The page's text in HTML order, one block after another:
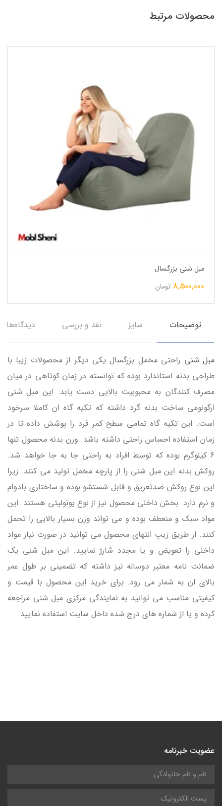
محصولات مرتبط
مبل شنی بزرگسال
8,500,000 تومان
توضیحات سایز نقد و بررسی دیدگاه‌ها
مبل شنی راحتی مخمل بزرگسال یکی دیگر از محصولات زیبا با
طراحی بدنه استاندارد بوده که توانسته در زمان کوتاهی در میان
مصرف کنندگان به محبوبیت بالایی دست یابد. این مبل شنی
ارگونومی ساخت بدنه گرد داشته که تکیه گاه ان کاملا سرخود
است. این تکیه گاه تمامی سطح کمر فرد را پوشش داده تا در
زمان استفاده احساس راحتی داشته باشد. وزن بدنه محصول تنها
6 کیلوگرم بوده که توسط افراد به راحتی جا به جا خواهد شد.
روکش بدنه این مبل شنی را از پارچه مخمل تولید می کنند. زیرا
این نوع روکش ضدتعریق و قابل شستشو بوده و ساختاری بادوام
و نرم دارد. بخش داخلی محصول نیز از نوع یونولیتی هستند. این
مواد سبک و منعطف بوده و می تواند وزن بسیار بالایی را تحمل
کنند. از طریق زیپ انتهای محصول می توانید در صورت نیاز مواد
داخلی را تعویض و یا مجدد شارژ نمایید. این مبل شنی یک
ضمانت نامه معتبر دوساله نیز داشته که تضمینی بر طول عمر
بالای ان به شمار می رود. برای خرید این محصول با قیمت و
کیفیتی مناسب می توانید به نمایندگی مرکزی مبل شنی مراجعه
کرده و یا از شماره های درج شده داخل سایت استفاده نمایید.
عضویت خبرنامه